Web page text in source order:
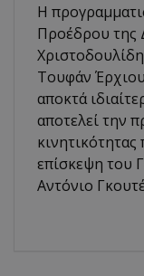
Η
Προέδρου της
Τουφάν
αποκτά
αποτελεί την
επίσκεψη του
Αντόνιο